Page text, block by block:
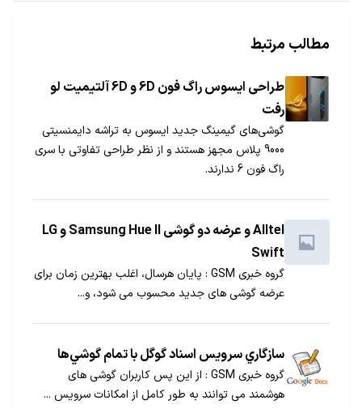
مطالب مرتبط
طراحی ایسوس راگ فون 6D و 6D آلتیمیت لو
رفت
گوشی‌های گیمینگ جدید ایسوس به تراشه دایمنسیتی
9000 پلاس مجهز هستند و از نظر طراحی تفاوتی با سری
راگ فون 6 ندارند.
Alltel و عرضه دو گوشی Samsung Hue II و LG
Swift
گروه خبری GSM : پایان هرسال، اغلب بهترین زمان برای
عرضه گوشی های جدید محسوب می شود، و...
سازگاري سرويس اسناد گوگل با تمام گوشي‌ها
گروه خبری GSM : از این پس كاربران گوشی های
هوشمند می توانند به طور كامل از امكانات سرویس ...